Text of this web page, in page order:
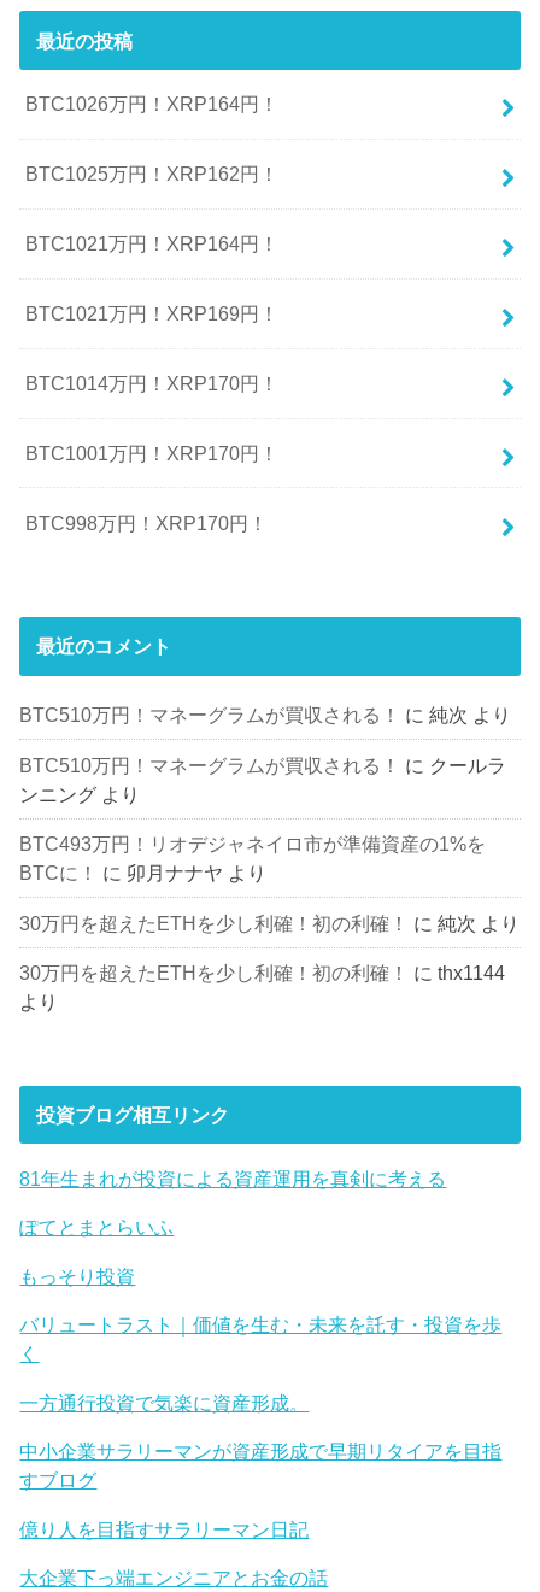
最近の投稿
BTC1026万円！XRP164円！
BTC1025万円！XRP162円！
BTC1021万円！XRP164円！
BTC1021万円！XRP169円！
BTC1014万円！XRP170円！
BTC1001万円！XRP170円！
BTC998万円！XRP170円！
最近のコメント
BTC510万円！マネーグラムが買収される！ に純次 より
BTC510万円！マネーグラムが買収される！ に クールラ
ンニング より
BTC493万円！リオデジャネイロ市が準備資産の1%を
BTCに！
に 卯月ナナヤ より
30万円を超えたETHを少し利確！初の利確！ に純次 より
30万円を超えたETHを少し利確！初の利確！ にthx1144
より
投資ブログ相互リンク
81年生まれが投資による資産運用を真剣に考える
ぽてとまとらいふ
もっそり投資
バリュートラスト｜価値を生む・未来を託す・投資を歩
く
一方通行投資で気楽に資産形成。
中小企業サラリーマンが資産形成で早期リタイアを目指
すブログ
億り人を目指すサラリーマン日記
大企業下っ端エンジニアとお金の話